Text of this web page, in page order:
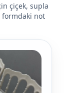
çiçek, supla
formdaki not